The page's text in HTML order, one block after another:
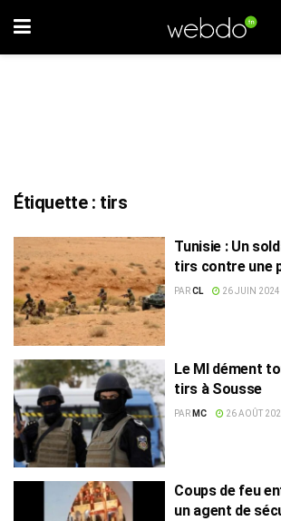
Étiquette : tirs
Tunisie : Un
tirs contre une
militaire
PARCL 26 JUIN 2024
Le MI dément
tirs à Sousse
PAR MC 26 AOÛT
Coups de feu
un agent de